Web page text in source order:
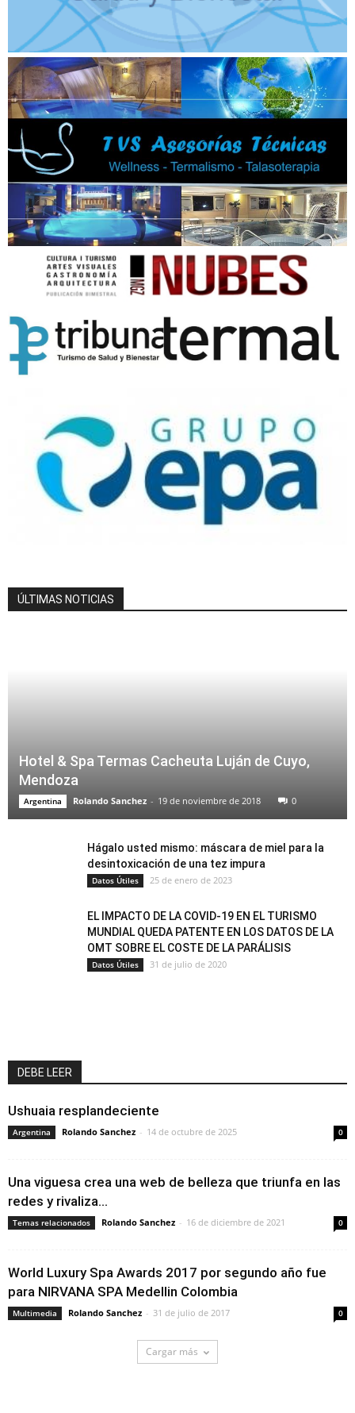
ÚLTIMAS NOTICIAS
Hotel & Spa Termas Cacheuta Luján de Cuyo,
Mendoza
Argentina Rolando Sanchez - 19 de noviembre de 2018 0
Hágalo usted mismo: máscara de miel para la
desintoxicación de una tez impura
Datos Útiles 25 de enero de 2023
EL IMPACTO DE LA COVID-19 EN EL TURISMO
MUNDIAL QUEDA PATENTE EN LOS DATOS DE LA
OMT SOBRE EL COSTE DE LA PARÁLISIS
Datos Útiles 31 de julio de 2020
DEBE LEER
Ushuaia resplandeciente
Argentina Rolando Sanchez - 14 de octubre de 2025 0
Una viguesa crea una web de belleza que triunfa en las
redes y rivaliza...
Temas relacionados Rolando Sanchez - 16 de diciembre de 2021 0
World Luxury Spa Awards 2017 por segundo año fue
para NIRVANA SPA Medellin Colombia
Multimedia Rolando Sanchez - 31 de julio de 2017 0
Cargar más